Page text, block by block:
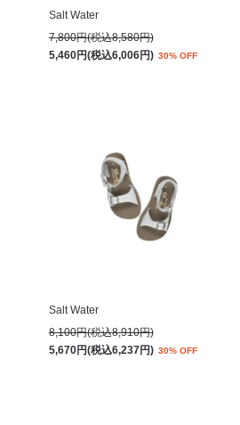
Salt Water
7,800円(税込8,580円)
5,460円(税込6,006円) 30% OFF
Salt Water
8,100円(税込8,910円)
5,670円(税込6,237円) 30% OFF